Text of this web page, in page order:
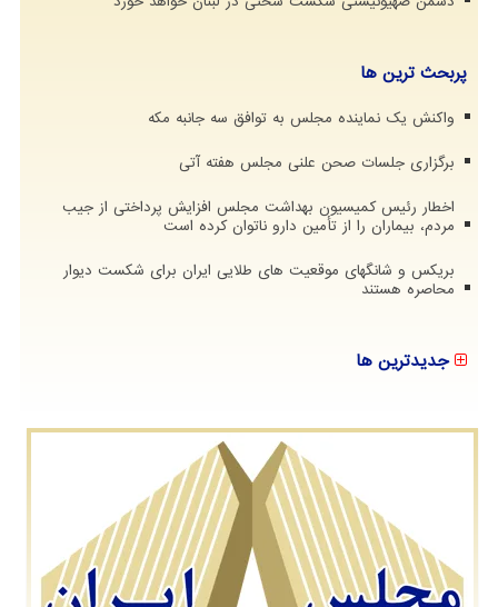
پربحث ترین ها
واکنش یک نماینده مجلس به توافق سه جانبه مکه
برگزاری جلسات صحن علنی مجلس هفته آتی
اخطار رئیس کمیسیون بهداشت مجلس افزایش پرداختی از جیب
مردم، بیماران را از تأمین دارو ناتوان کرده است
بریکس و شانگهای موقعیت های طلایی ایران برای شکست دیوار
محاصره هستند
جدیدترین ها